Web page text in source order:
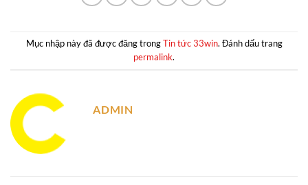
Mục nhập này đã được đăng trongTin tức 33win. Đánh dấu trang
permalink.
ADMIN